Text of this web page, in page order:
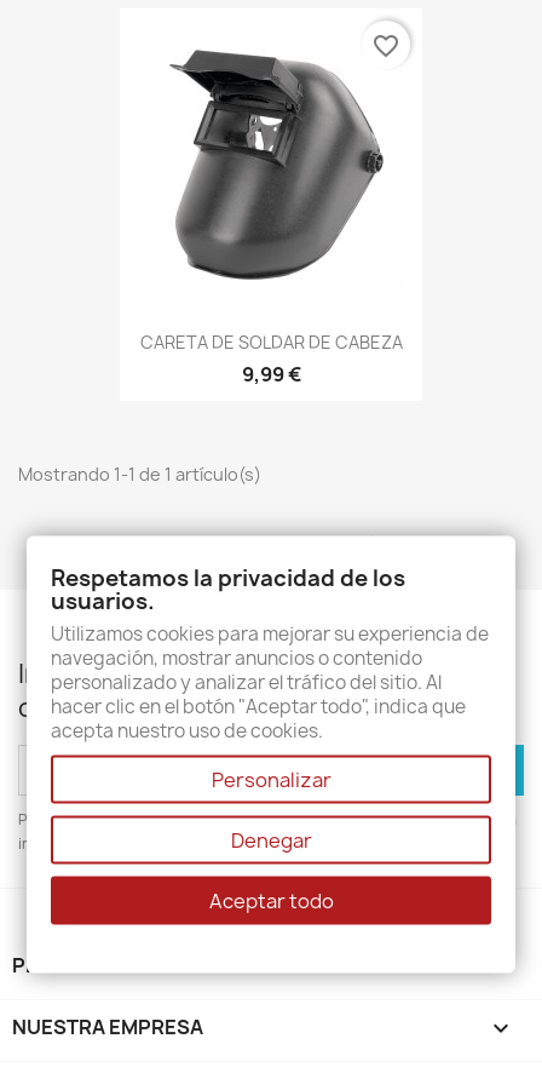
CARETA DE SOLDAR DE CABEZA
9,99 €
favorite_border
Mostrando 1-1 de 1 artículo(s)
Volver arriba
Infórmese de nuestras últimas noticias y
ofertas especiales
Puede darse de baja en cualquier momento. Para ello, consulte nuestra
información de contacto en el aviso legal.
PRODUCTOS 
NUESTRA EMPRESA 
Respetamos la privacidad de los
usuarios.
Utilizamos cookies para mejorar su experiencia de
navegación, mostrar anuncios o contenido
personalizado y analizar el tráfico del sitio. Al
hacer clic en el botón "Aceptar todo", indica que
acepta nuestro uso de cookies.
Personalizar
Denegar
Aceptar todo